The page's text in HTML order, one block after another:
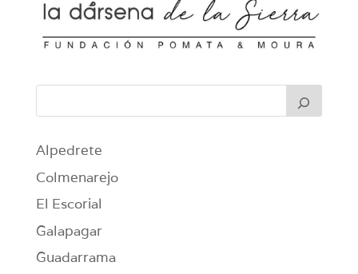
Alpedrete
Colmenarejo
El Escorial
Galapagar
Guadarrama